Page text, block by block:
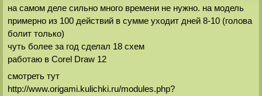
на самом деле сильно много времени не нужно. на модель
примерно из 100 действий в сумме уходит дней 8-10 (голова
болит только)
чуть более за год сделал 18 схем
работаю в Corel Draw 12
смотреть тут
http://www.origami.kulichki.ru/modules.php?